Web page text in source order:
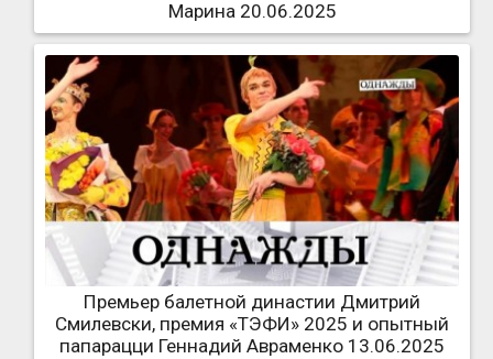
Марина 20.06.2025
Премьер балетной династии Дмитрий
Смилевски, премия «ТЭФИ» 2025 и опытный
папарацци Геннадий Авраменко 13.06.2025